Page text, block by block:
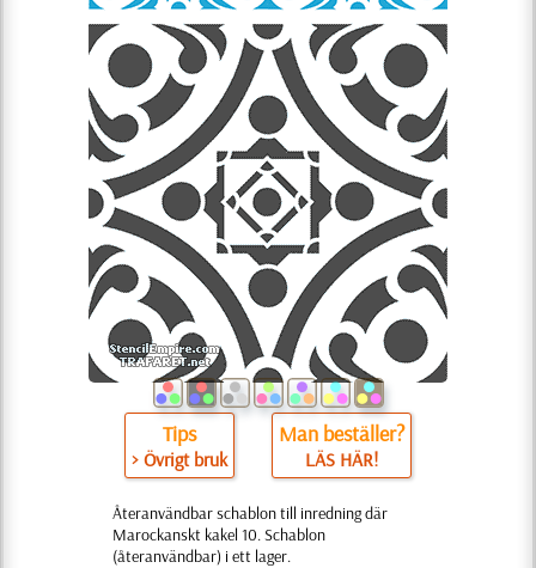
Tips
> Övrigt bruk
Man beställer?
LÄS HÄR!
Återanvändbar schablon till inredning där
Marockanskt kakel 10. Schablon
(återanvändbar) i ett lager.